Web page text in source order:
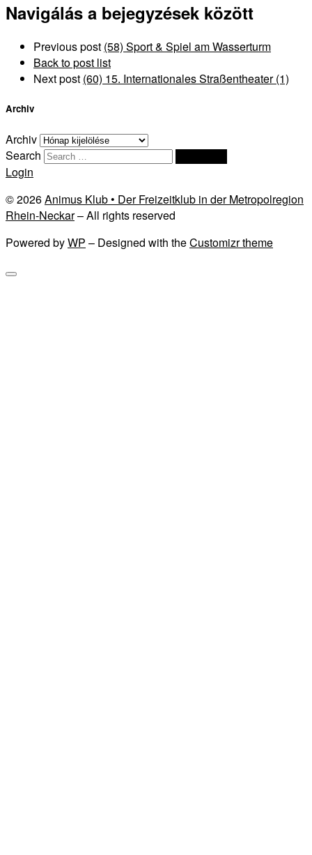
Navigálás a bejegyzések között
Previous post (58) Sport & Spiel am Wasserturm
Back to post list
Next post (60) 15. Internationales Straßentheater (1)
Archiv
Archiv
Search
Login
© 2026Animus Klub • Der Freizeitklub in der Metropolregion
Rhein-Neckar– All rights reserved
Powered byWP – Designed with theCustomizr theme